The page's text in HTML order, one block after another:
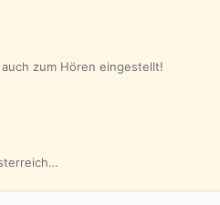
zum Hören eingestellt!